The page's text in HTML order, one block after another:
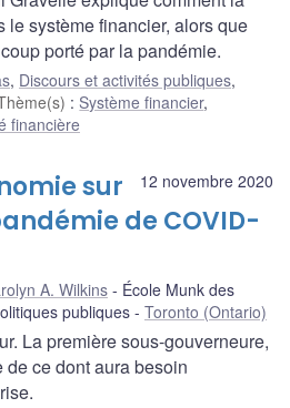
le système financier, alors que
porté par la pandémie.
, Discours et activités publiques,
: Système financier,
financière
12 novembre 2020
sur
de COVID-
A. Wilkins
École Munk des
publiques
Toronto (Ontario)
La première sous-gouverneure,
ce dont aura besoin